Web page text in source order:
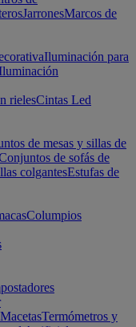
JarronesMarcos de
Iluminación para
rielesCintas Led
de mesas y sillas de
de sofás de
colgantesEstufas de
Columpios
MacetasTermómetros y